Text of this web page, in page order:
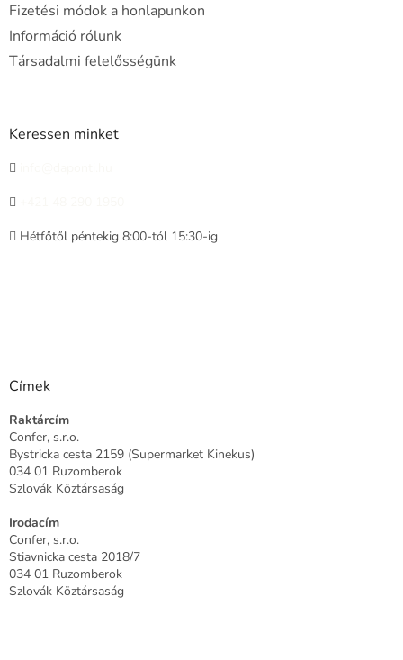
Fizetési módok a honlapunkon
Információ rólunk
Társadalmi felelősségünk
Keressen minket
Hétfőtől péntekig 8:00-tól 15:30-ig
Címek
Raktárcím
Confer, s.r.o.
Bystricka cesta 2159 (Supermarket Kinekus)
034 01 Ruzomberok
Szlovák Köztársaság
Irodacím
Confer, s.r.o.
Stiavnicka cesta 2018/7
034 01 Ruzomberok
Szlovák Köztársaság